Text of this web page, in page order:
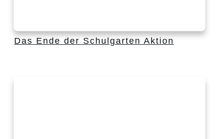
Das Ende der Schulgarten Aktion